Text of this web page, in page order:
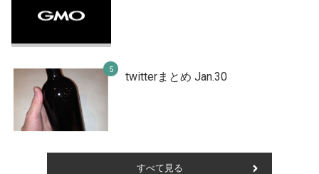
twitterまとめ Jan.30
すべて見る